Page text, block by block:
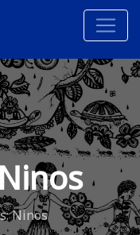
Ninos